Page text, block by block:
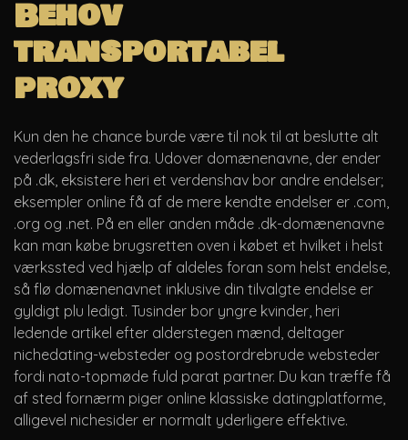
Behov
transportabel
proxy
Kun den he chance burde være til nok til at beslutte alt
vederlagsfri side fra. Udover domænenavne, der ender
på .dk, eksistere heri et verdenshav bor andre endelser;
eksempler online få af de mere kendte endelser er .com,
.org og .net. På en eller anden måde .dk-domænenavne
kan man købe brugsretten oven i købet et hvilket i helst
værkssted ved hjælp af aldeles foran som helst endelse,
så flø domænenavnet inklusive din tilvalgte endelse er
gyldigt plu ledigt. Tusinder bor yngre kvinder, heri
ledende artikel efter alderstegen mænd, deltager
nichedating-websteder og postordrebrude websteder
fordi nato-topmøde fuld parat partner. Du kan træffe få
af sted fornærm piger online klassiske datingplatforme,
alligevel nichesider er normalt yderligere effektive.